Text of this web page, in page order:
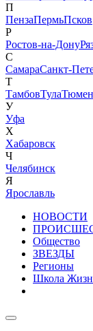
П
ПензаПермьПсков
Р
Ростов-на-Дону
С
СамараСанкт-
Т
ТамбовТула
У
Уфа
Х
Хабаровск
Ч
Челябинск
Я
Ярославль
НОВОСТИ
Общество
ЗВЕЗДЫ
Регионы
Школа